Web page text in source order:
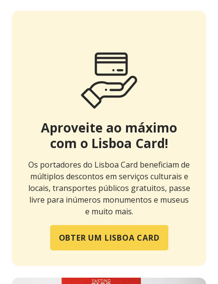
Aproveite ao máximo
com o Lisboa Card!
Os portadores do Lisboa Card beneficiam de
múltiplos descontos em serviços culturais e
locais, transportes públicos gratuitos, passe
livre para inúmeros monumentos e museus
e muito mais.
OBTER UM LISBOA CARD